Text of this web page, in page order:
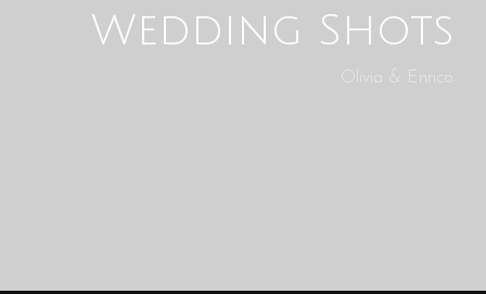
Wedding Shots
Olivia & Enrico